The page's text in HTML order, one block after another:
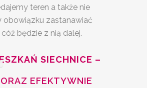
teren a także nie
obowiązku zastanawiać
cóż będzie z nią dalej.
SIECHNICE –
EFEKTYWNIE